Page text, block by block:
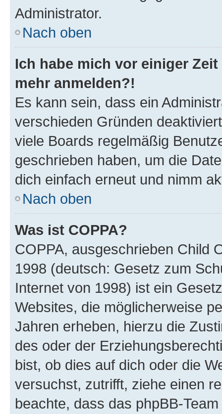
Administrator.
Nach oben
Ich habe mich vor einiger
mehr anmelden?!
Es kann sein, dass ein
verschieden Gründen
viele Boards regelmäßig
geschrieben haben, um die
dich einfach erneut und nimm
Nach oben
Was ist COPPA?
COPPA, ausgeschrieben Child
1998 (deutsch: Gesetz zum
Internet von 1998) ist ein
Websites, die möglicherweise
Jahren erheben, hierzu die
des oder der
bist, ob dies auf dich oder die
versuchst, zutrifft, ziehe einen
beachte, dass das phpBB-